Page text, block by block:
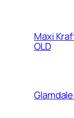
Maxi
OLD